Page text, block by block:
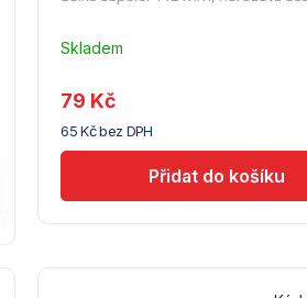
Skladem
Troubsko
65 Kč bez DPH
79 Kč